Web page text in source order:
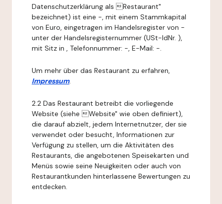
Datenschutzerklärung als Restaurant"
bezeichnet) ist eine -, mit einem Stammkapital
von Euro, eingetragen im Handelsregister von -
unter der Handelsregisternummer (USt-IdNr. ),
mit Sitz in , Telefonnummer: -, E-Mail: -.
Um mehr über das Restaurant zu erfahren,
Impressum.
2.2 Das Restaurant betreibt die vorliegende
Website (siehe Website" wie oben definiert),
die darauf abzielt, jedem Internetnutzer, der sie
verwendet oder besucht, Informationen zur
Verfügung zu stellen, um die Aktivitäten des
Restaurants, die angebotenen Speisekarten und
Menüs sowie seine Neuigkeiten oder auch von
Restaurantkunden hinterlassene Bewertungen zu
entdecken.